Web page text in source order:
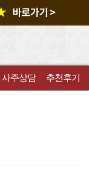
사주상담 추천후기